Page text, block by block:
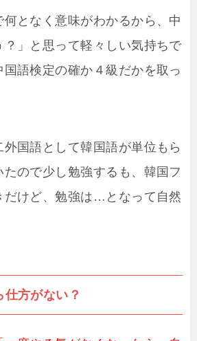
となく意味がわかるから、中
？」と思って軽々しい気持ちで
語検定の確か４級だかを取っ
国語として韓国語が単位もら
ので少し勉強するも、韓国フ
だけど、勉強は…となって自然
方がない？